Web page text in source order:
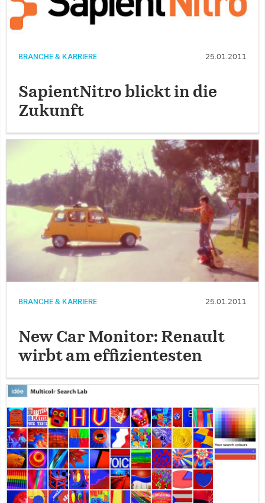
BRANCHE & KARRIERE 25.01.2011
SapientNitro blickt in die
Zukunft
BRANCHE & KARRIERE 25.01.2011
New Car Monitor: Renault
wirbt am effizientesten